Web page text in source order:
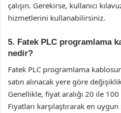
çalışın. Gerekirse, kullanıcı
hizmetlerini kullanabilirsiniz.
5. Fatek PLC programlama
nedir?
Fatek PLC programlama
satın alınacak yere göre
Genellikle, fiyat aralığı 20 ile 100
Fiyatları karşılaştırarak en